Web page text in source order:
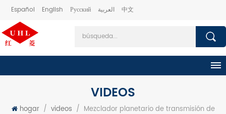
Español English Русский العربية 中文
VIDEOS
hogar / videos / Mezclador planetario de transmisión de